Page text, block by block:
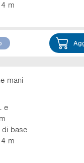
m
mani
e
di base
m